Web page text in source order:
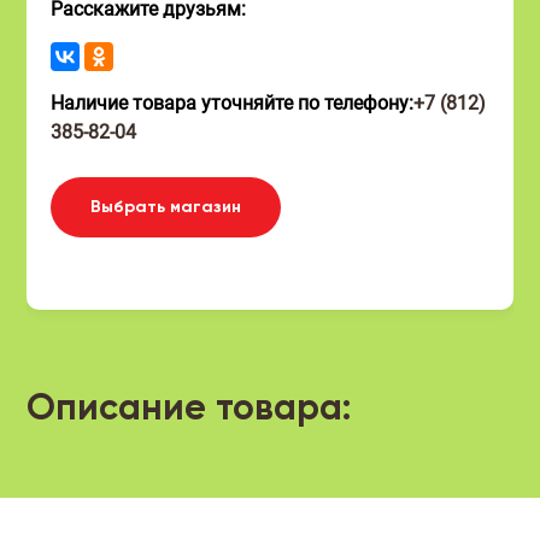
Расскажите друзьям:
Наличие товара уточняйте по телефону:+7 (812)
385-82-04
Выбрать магазин
Описание товара: